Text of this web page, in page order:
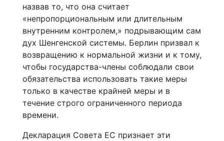
назвав то, что она считает
«непропорциональным или длительным
внутренним контролем,» подрывающим сам
дух Шенгенской системы. Берлин призвал к
возвращению к нормальной жизни и к тому,
чтобы государства-члены соблюдали свои
обязательства использовать такие меры
только в качестве крайней меры и в
течение строго ограниченного периода
времени.
Декларация Совета ЕС признает эти